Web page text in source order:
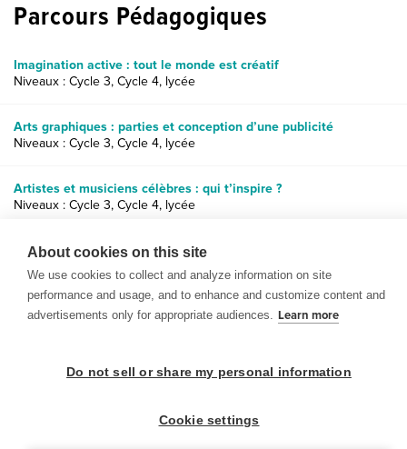
Parcours Pédagogiques
Imagination active : tout le monde est créatif
Niveaux : Cycle 3, Cycle 4, lycée
Arts graphiques : parties et conception d’une publicité
Niveaux : Cycle 3, Cycle 4, lycée
Artistes et musiciens célèbres : qui t’inspire ?
Niveaux : Cycle 3, Cycle 4, lycée
L’Art dans la nature : impressionnisme et peinture de paysage
Niveaux : Cycle 3, Cycle 4
About cookies on this site
We use cookies to collect and analyze information on site
performance and usage, and to enhance and customize content and
advertisements only for appropriate audiences. Learn more
Do not sell or share my personal information
Cookie settings